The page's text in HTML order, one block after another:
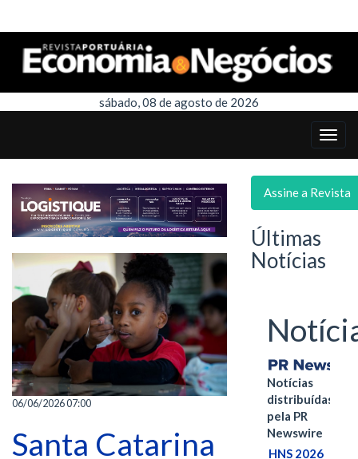
sábado, 08 de agosto de 2026
06/06/2026 07:00
Santa Catarina
Assine a Revista
Últimas
Notícias
Notícias
distribuídas
pela PR
Newswire
HNS 2026